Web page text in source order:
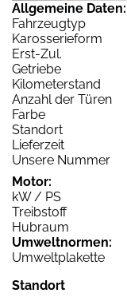
Allgemeine Daten:
Fahrzeugtyp
Karosserieform
Erst-Zul.
Getriebe
Kilometerstand
Anzahl der Türen
Farbe
Standort
Lieferzeit
Unsere Nummer
Motor:
kW / PS
Treibstoff
Hubraum
Umweltnormen:
Umweltplakette
Standort